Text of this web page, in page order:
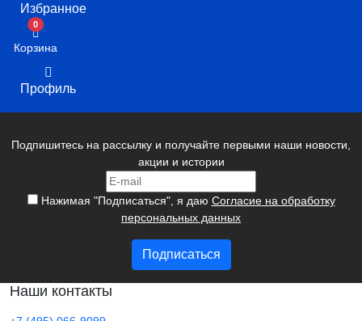
Избранное
Корзина
0В корзину
Профиль
Подпишитесь на рассылку и получайте первыми наши новости,
акции и истории
Нажимая "Подписаться", я даю Согласие на обработку
персональных данных
Подписаться
Наши контакты